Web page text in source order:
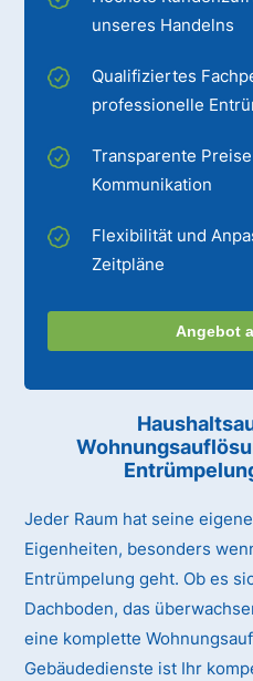
unseres Handelns
Qualifiziertes
professionelle
Transparente
Kommunikation
Flexibilität und
Zeitpläne
Angebot
Jeder Raum hat seine
Eigenheiten, besonders
Entrümpelung geht. Ob es
Dachboden, das
eine komplette
Gebäudedienste ist Ihr